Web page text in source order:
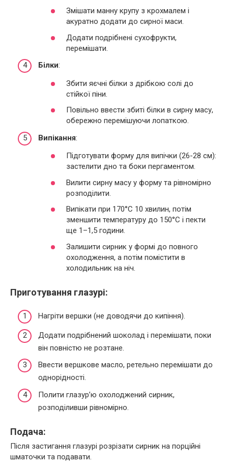
Змішати манну крупу з крохмалем і
акуратно додати до сирної маси.
Додати подрібнені сухофрукти,
перемішати.
Білки:
Збити яєчні білки з дрібкою солі до
стійкої піни.
Повільно ввести збиті білки в сирну масу,
обережно перемішуючи лопаткою.
Випікання:
Підготувати форму для випічки (26-28 см):
застелити дно та боки пергаментом.
Вилити сирну масу у форму та рівномірно
розподілити.
Випікати при 170°C 10 хвилин, потім
зменшити температуру до 150°C і пекти
ще 1–1,5 години.
Залишити сирник у формі до повного
охолодження, а потім помістити в
холодильник на ніч.
Приготування глазурі:
Нагріти вершки (не доводячи до кипіння).
Додати подрібнений шоколад і перемішати, поки
він повністю не розтане.
Ввести вершкове масло, ретельно перемішати до
однорідності.
Полити глазур’ю охолоджений сирник,
розподіливши рівномірно.
Подача:
Після застигання глазурі розрізати сирник на порційні
шматочки та подавати.